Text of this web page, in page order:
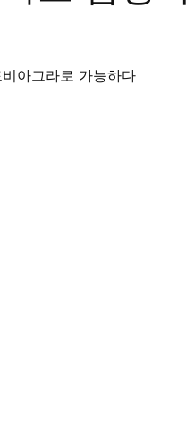
아그라로 가능하다